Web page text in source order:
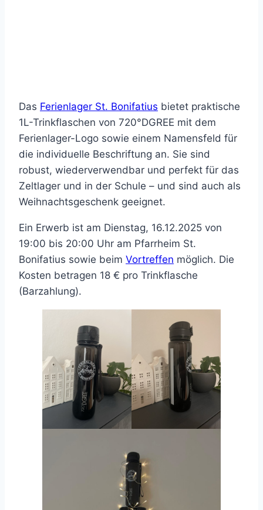
Das Ferienlager St. Bonifatius bietet praktische
1L-Trinkflaschen von 720°DGREE mit dem
Ferienlager-Logo sowie einem Namensfeld für
die individuelle Beschriftung an. Sie sind
robust, wiederverwendbar und perfekt für das
Zeltlager und in der Schule – und sind auch als
Weihnachtsgeschenk geeignet.
Ein Erwerb ist am Dienstag, 16.12.2025 von
19:00 bis 20:00 Uhr am Pfarrheim St.
Bonifatius sowie beim Vortreffen möglich. Die
Kosten betragen 18 € pro Trinkflasche
(Barzahlung).